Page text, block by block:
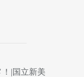
|国立新美